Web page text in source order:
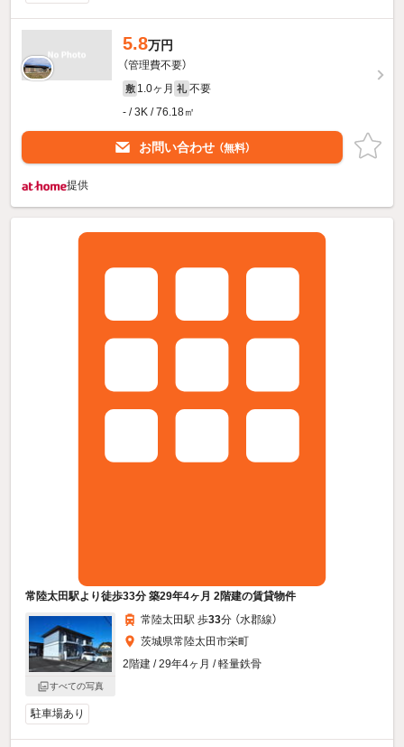
5.8万円
（管理費不要）
敷 1.0ヶ月 礼 不要
- / 3K / 76.18㎡
お問い合わせ （無料）
提供
常陸太田駅より徒歩33分 築29年4ヶ月 2階建の賃貸物件
すべての写真
常陸太田駅 歩33分 （水郡線）
茨城県常陸太田市栄町
2階建 / 29年4ヶ月 / 軽量鉄骨
駐車場あり